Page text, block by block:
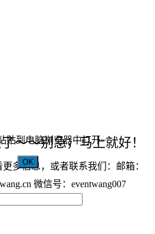
～～别急，马上就好！
更多信息，或者联系我们：邮箱：
微信号：eventwang007
贴到电脑浏览器中打开~
OK